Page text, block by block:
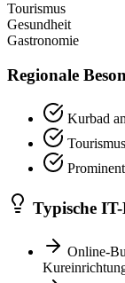
Tourismus
Gesundheit
Gastronomie
Regionale
Kurbad
Typische
Online-